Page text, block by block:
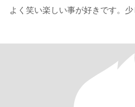
よく笑い楽しい事が好きです。少